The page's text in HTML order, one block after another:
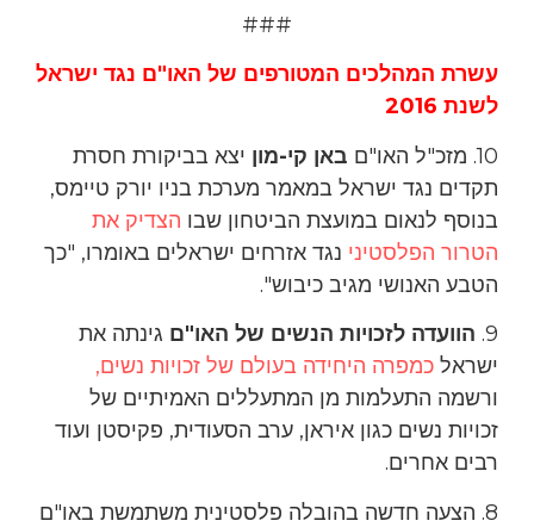
###
עשרת המהלכים המטורפים של האו"ם נגד ישראל
לשנת 2016
10. מזכ"ל האו"ם
באן קי-מוןיצא בביקורת חסרת
תקדים נגד ישראל במאמר מערכת בניו יורק טיימס,
בנוסף לנאום במועצת הביטחון שבוהצדיק את
הטרור הפלסטינינגד אזרחים ישראלים באומרו, "כך
הטבע האנושי מגיב כיבוש".
הוועדה לזכויות הנשים של האו"םגינתה את
ישראלכמפרה היחידה בעולם של זכויות נשים,
ורשמה התעלמות מן המתעללים האמיתיים של
זכויות נשים כגון איראן, ערב הסעודית, פקיסטן ועוד
רבים אחרים.
8. הצעה חדשה בהובלה פלסטינית משתמשת באו"ם